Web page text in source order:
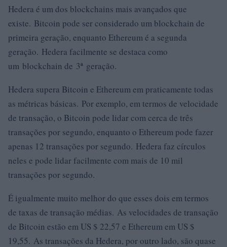
Hedera é um dos blockchains mais avançados que
existe. Bitcoin pode ser considerado um blockchain de
primeira geração, enquanto Ethereum é a segunda
geração. Hedera facilmente se destaca como
um blockchain de 3ª geração.
Hedera supera Bitcoin e Ethereum em praticamente todas
as métricas básicas. Por exemplo, em termos de velocidade
de transação, o Bitcoin pode lidar com cerca de três
transações por segundo, enquanto o Ethereum pode fazer
apenas 12 transações por segundo. Hedera faz círculos
neles e pode lidar facilmente com mais de 10 mil
transações por segundo.
É igualmente muito melhor do que esses dois em termos
de taxas de transação médias. As velocidades de transação
de Bitcoin estão em US $ 22,57 e Ethereum em US $
19,55. As transações da Hedera, por outro lado, são quase